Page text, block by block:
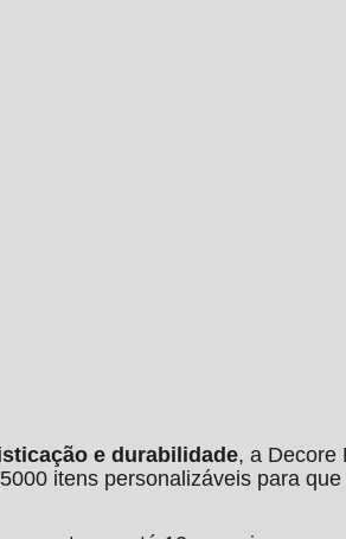
e durabilidade, a Decore
itens personalizáveis para